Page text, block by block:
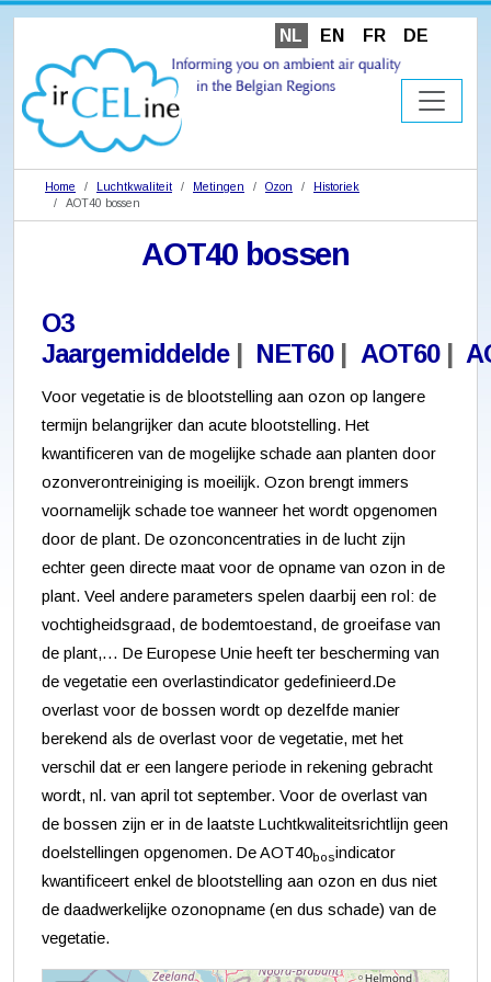
NL EN FR DE
Home Luchtkwaliteit Metingen Ozon
Historiek
AOT40 bossen
AOT40 bossen
O3
Jaargemiddelde| NET60| AOT60|
Voor vegetatie is de blootstelling aan ozon op langere
termijn belangrijker dan acute blootstelling. Het
kwantificeren van de mogelijke schade aan planten door
ozonverontreiniging is moeilijk. Ozon brengt immers
voornamelijk schade toe wanneer het wordt opgenomen
door de plant. De ozonconcentraties in de lucht zijn
echter geen directe maat voor de opname van ozon in de
plant. Veel andere parameters spelen daarbij een rol: de
vochtigheidsgraad, de bodemtoestand, de groeifase van
de plant,… De Europese Unie heeft ter bescherming van
de vegetatie een overlastindicator gedefinieerd.De
overlast voor de bossen wordt op dezelfde manier
berekend als de overlast voor de vegetatie, met het
verschil dat er een langere periode in rekening gebracht
wordt, nl. van april tot september. Voor de overlast van
de bossen zijn er in de laatste Luchtkwaliteitsrichtlijn geen
doelstellingen opgenomen. De AOT40bosindicator
kwantificeert enkel de blootstelling aan ozon en dus niet
de daadwerkelijke ozonopname (en dus schade) van de
vegetatie.